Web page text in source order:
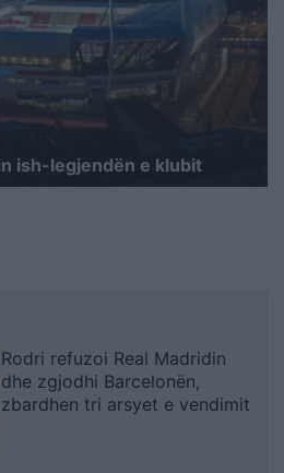
ish-legjendën e klubit
Rodri refuzoi Real Madridin
dhe zgjodhi Barcelonën,
zbardhen tri arsyet e vendimit